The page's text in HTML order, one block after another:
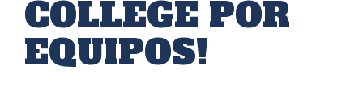
COLLEGE POR
EQUIPOS!